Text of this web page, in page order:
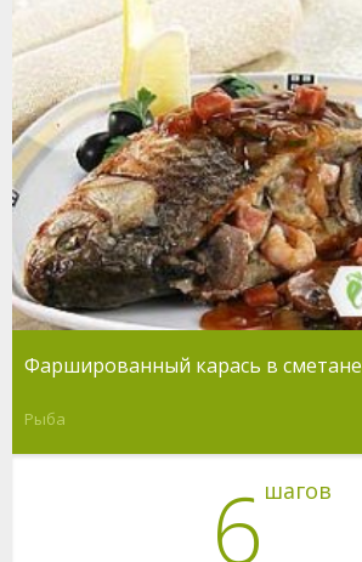
Фаршированный карась в сметане
Рыба
6 шагов